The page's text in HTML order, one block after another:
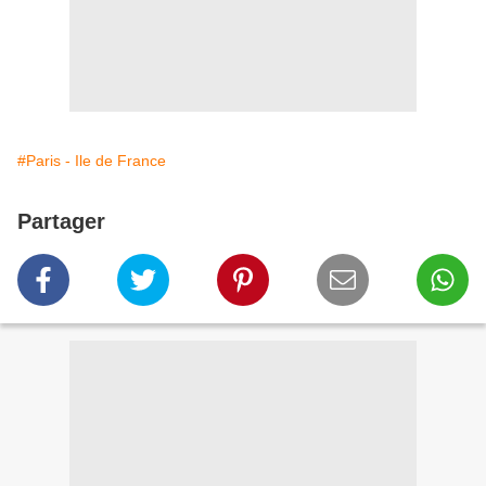
#Paris - Ile de France
Partager